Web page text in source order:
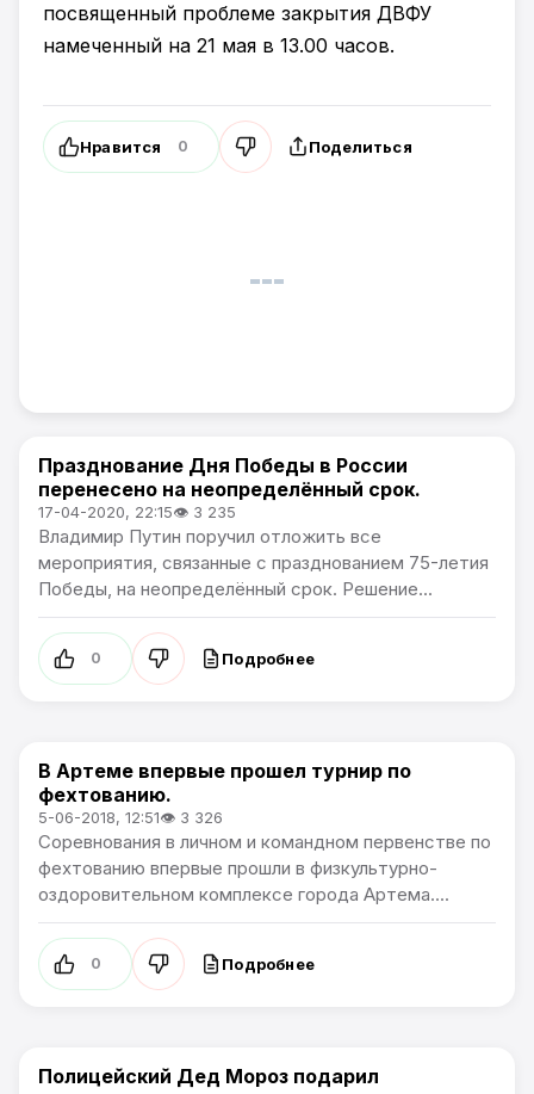
посвященный проблеме закрытия ДВФУ
намеченный на 21 мая в 13.00 часов.
Нравится 0 Поделиться
Общество
Празднование Дня Победы в России
перенесено на неопределённый срок.
17-04-2020, 22:15👁 3 235
Владимир Путин поручил отложить все
мероприятия, связанные с празднованием 75-летия
Победы, на неопределённый срок. Решение...
0 Подробнее
Общество
В Артеме впервые прошел турнир по
фехтованию.
5-06-2018, 12:51👁 3 326
Соревнования в личном и командном первенстве по
фехтованию впервые прошли в физкультурно-
оздоровительном комплексе города Артема....
0 Подробнее
Общество
Полицейский Дед Мороз подарил